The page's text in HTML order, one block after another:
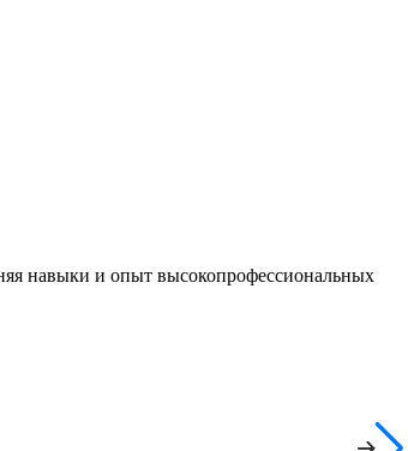
навыки и опыт высокопрофессиональных